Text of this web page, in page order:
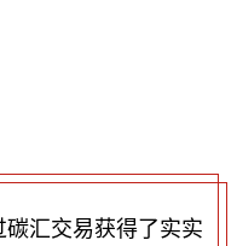
汇交易获得了实实